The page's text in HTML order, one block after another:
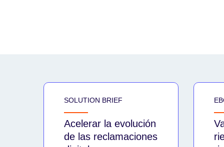
SOLUTION BRIEF
Acelerar la evolución
de las reclamaciones